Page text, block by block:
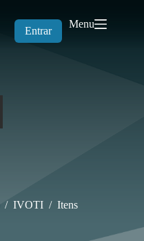
Entrar
Menu
/ IVOTI / Itens